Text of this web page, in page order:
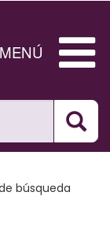
MENÚ
búsqueda